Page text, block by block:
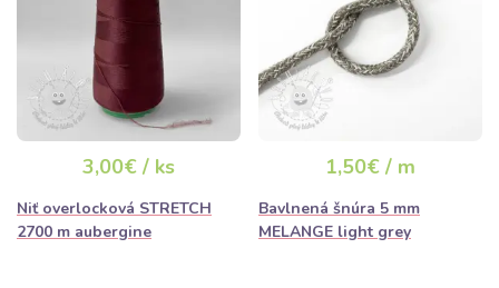
3,00€ / ks
Niť overlocková STRETCH
2700 m aubergine
1,50€ / m
Bavlnená šnúra 5 mm
MELANGE light grey